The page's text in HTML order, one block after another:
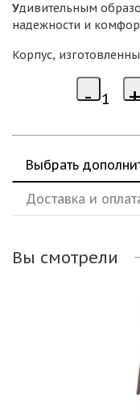
Удивительным
надежности и
Корпус,
Выбрать
Доставка и
Вы смотрели